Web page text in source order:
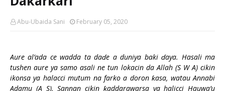
Abu-Ubaida Sani February 05, 2020
Aure al’ada ce wadda ta daɗe a duniya bakiɗaya. Hasali ma
tushen aure ya samo asali ne tun lokacin da Allah (S W A) cikin
ikonsa ya halacci mutum na farko a doronƙasa, watau Annabi
Adamu (A S). Sannan cikin ƙaddarawarsa ya halicci Hauwa’u